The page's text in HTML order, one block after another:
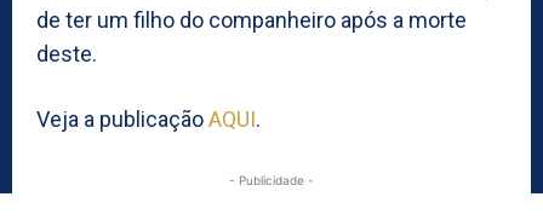
de ter um filho do companheiro após a morte
deste.
Veja a publicaçãoAQUI.
- Publicidade -